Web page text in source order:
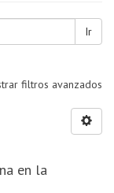
Ir
filtros avanzados
en la